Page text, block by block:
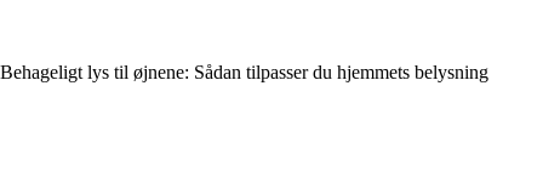
Behageligt lys til øjnene: Sådan tilpasser du hjemmets belysning